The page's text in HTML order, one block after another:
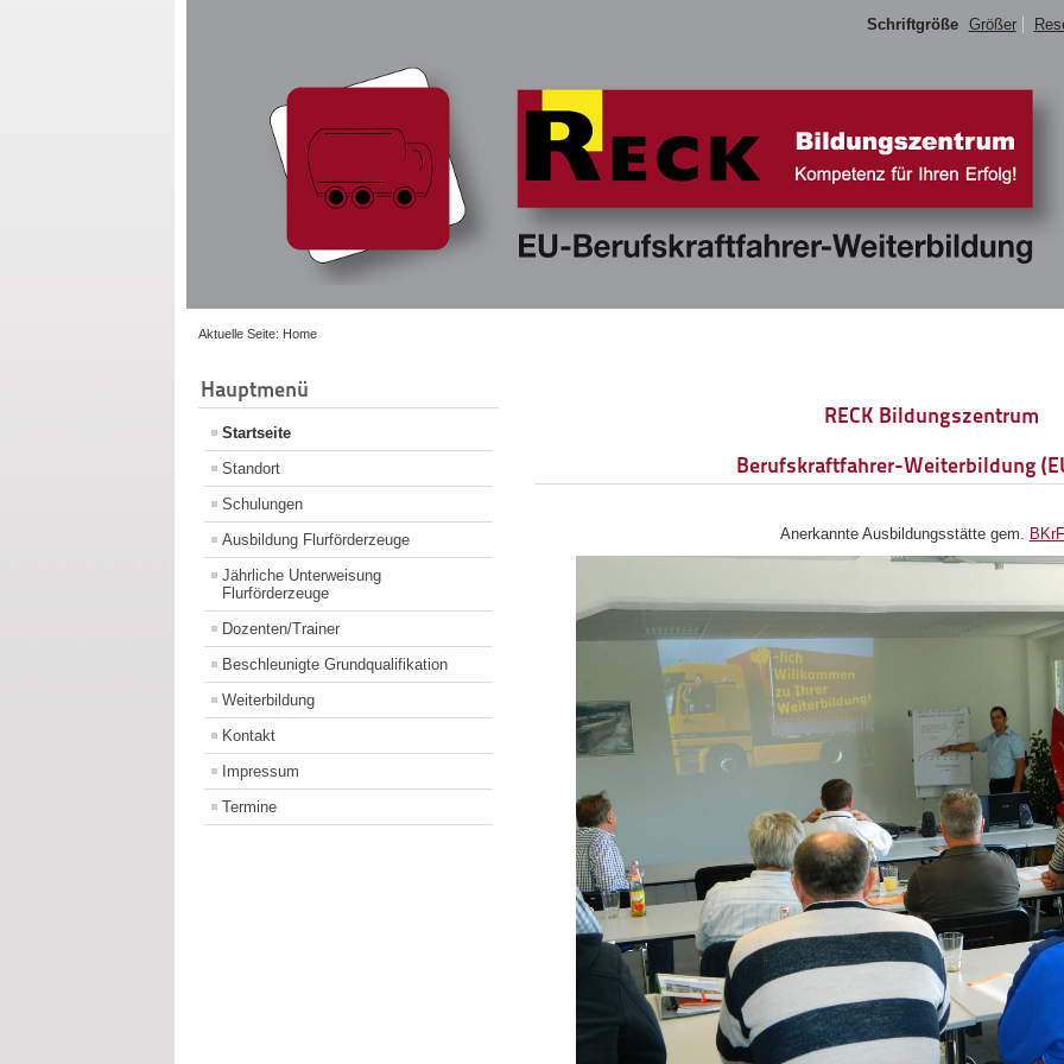
Schriftgröße Größer
Aktuelle Seite: Home
Hauptmenü
Startseite
Standort
Schulungen
Ausbildung Flurförderzeuge
Jährliche Unterweisung
Flurförderzeuge
Dozenten/Trainer
Beschleunigte Grundqualifikation
Weiterbildung
Kontakt
Impressum
Termine
RECK Bildungszentrum
Berufskraftfahrer-Weiterbildung
Anerkannte Ausbildungsstätte gem.